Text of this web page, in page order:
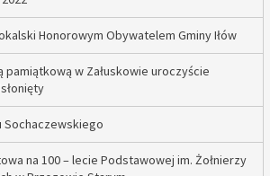
Honorowym Obywatelem Gminy Iłów
pamiątkową w Załuskowie uroczyście
Sochaczewskiego
na 100 – lecie Podstawowej im. Żołnierzy